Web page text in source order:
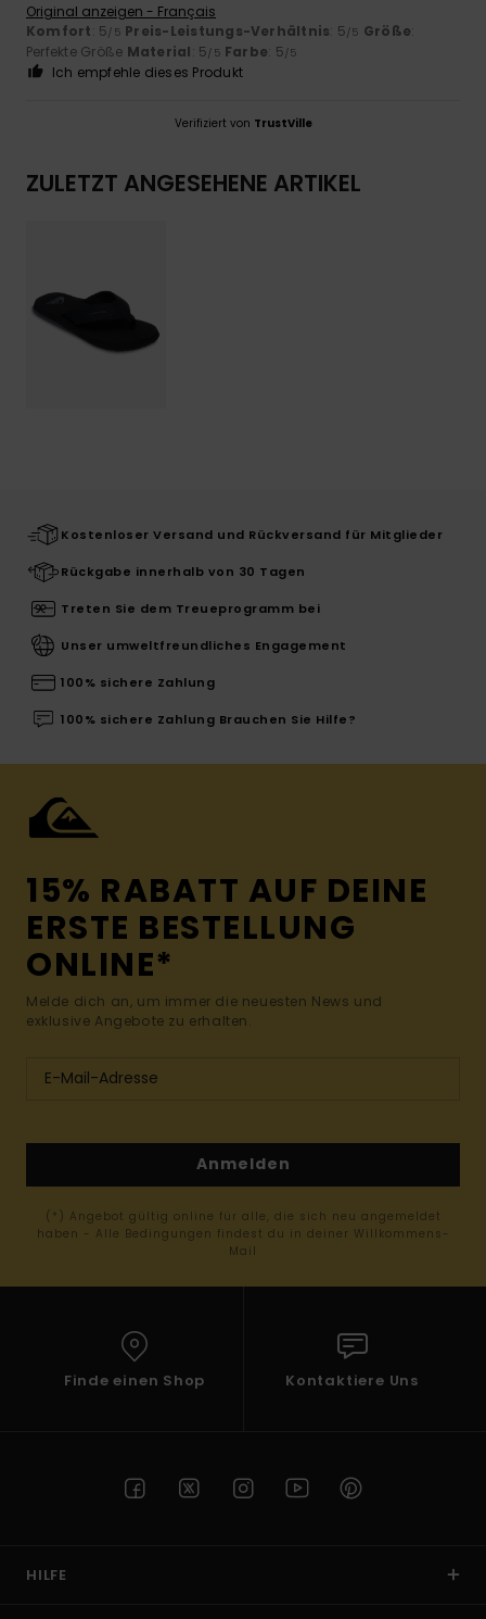
Original anzeigen - Français
Komfort: 5/5 Preis-Leistungs-Verhältnis: 5/5 Größe:
Perfekte Größe Material: 5/5 Farbe: 5/5
Ich empfehle dieses Produkt
Verifiziert von TrustVille
ZULETZT ANGESEHENE ARTIKEL
Kostenloser Versand und Rückversand für Mitglieder
Rückgabe innerhalb von 30 Tagen
Treten Sie dem Treueprogramm bei
Unser umweltfreundliches Engagement
100% sichere Zahlung
100% sichere Zahlung Brauchen Sie Hilfe?
15% RABATT AUF DEINE
ERSTE BESTELLUNG
ONLINE*
Melde dich an, um immer die neuesten News und
exklusive Angebote zu erhalten.
Anmelden
(*) Angebot gültig online für alle, die sich neu angemeldet
haben - Alle Bedingungen findest du in deiner Willkommens-
Mail
Finde einen Shop Kontaktiere Uns
HILFE